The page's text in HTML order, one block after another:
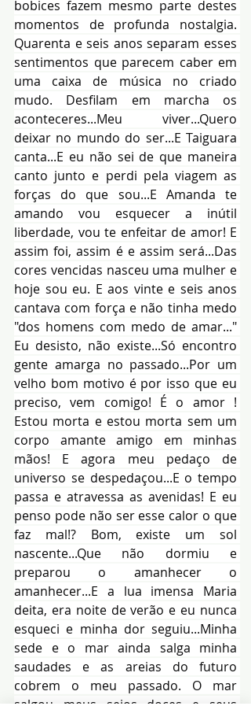
bobices fazem mesmo parte destes
momentos de profunda nostalgia.
Quarenta e seis anos separam esses
sentimentos que parecem caber em
uma caixa de música no criado
mudo. Desfilam em marcha os
aconteceres...Meu viver...Quero
deixar no mundo do ser...E Taiguara
canta...E eu não sei de que maneira
canto junto e perdi pela viagem as
forças do que sou...E Amanda te
amando vou esquecer a inútil
liberdade, vou te enfeitar de amor! E
assim foi, assim é e assim será...Das
cores vencidas nasceu uma mulher e
hoje sou eu. E aos vinte e seis anos
cantava com força e não tinha medo
"dos homens com medo de amar..."
Eu desisto, não existe...Só encontro
gente amarga no passado...Por um
velho bom motivo é por isso que eu
preciso, vem comigo! É o amor !
Estou morta e estou morta sem um
corpo amante amigo em minhas
mãos! E agora meu pedaço de
universo se despedaçou...E o tempo
passa e atravessa as avenidas! E eu
penso pode não ser esse calor o que
faz mal!? Bom, existe um sol
nascente...Que não dormiu e
preparou o amanhecer o
amanhecer...E a lua imensa Maria
deita, era noite de verão e eu nunca
esqueci e minha dor seguiu...Minha
sede e o mar ainda salga minha
saudades e as areias do futuro
cobrem o meu passado. O mar